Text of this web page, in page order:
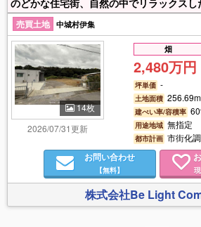
売買土地 中城村伊集
14枚
2026/07/31更新
畑
2,480万円
坪単価 -
土地面積
建ぺい率/容積率
用途地域 無指定
都市計画 市街化
お問い合わせ
【無料】
株式会社Be Light